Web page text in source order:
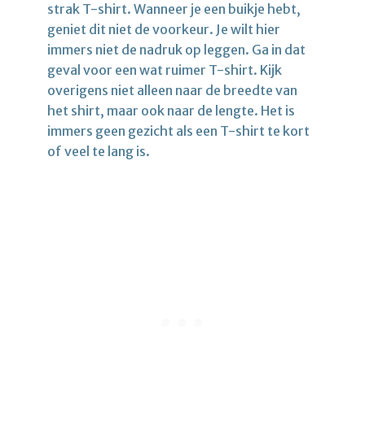
strak T-shirt. Wanneer je een buikje hebt,
geniet dit niet de voorkeur. Je wilt hier
immers niet de nadruk op leggen. Ga in dat
geval voor een wat ruimer T-shirt. Kijk
overigens niet alleen naar de breedte van
het shirt, maar ook naar de lengte. Het is
immers geen gezicht als een T-shirt te kort
of veel te lang is.